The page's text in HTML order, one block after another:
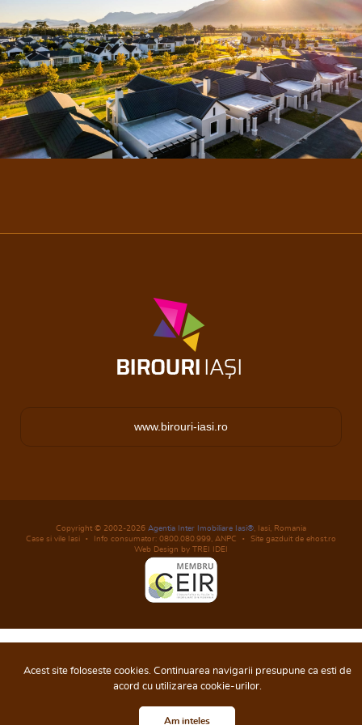
www.birouri-iasi.ro
Copyright © 2002-2026 Agentia Inter Imobiliare Iasi® , Iasi, Romania
Case si vile Iasi
Info consumator: 0800.080.999, ANPC
Site gazduit de ehost.ro
Web Design by TREI IDEI
Acest site foloseste cookies. Continuarea navigarii presupune ca esti de
acord cu utilizarea cookie-urilor.
Am inteles